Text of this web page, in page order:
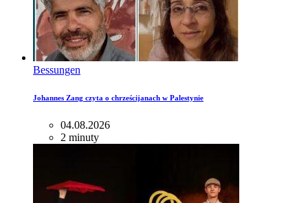
Bessungen
Johannes Zang czyta o chrześcijanach w Palestynie
04.08.2026
2 minuty